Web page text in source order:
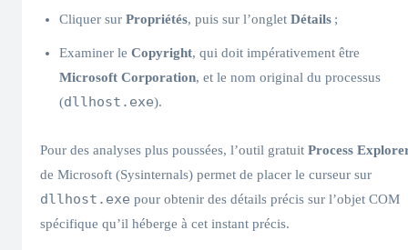
Cliquer sur Propriétés, puis sur l’onglet Détails ;
Examiner le Copyright, qui doit impérativement être
Microsoft Corporation, et le nom original du processus
(dllhost.exe).
Pour des analyses plus poussées, l’outil gratuit Process
de Microsoft (Sysinternals) permet de placer le curseur sur
dllhost.exe pour obtenir des détails précis sur l’objet COM
spécifique qu’il héberge à cet instant précis.